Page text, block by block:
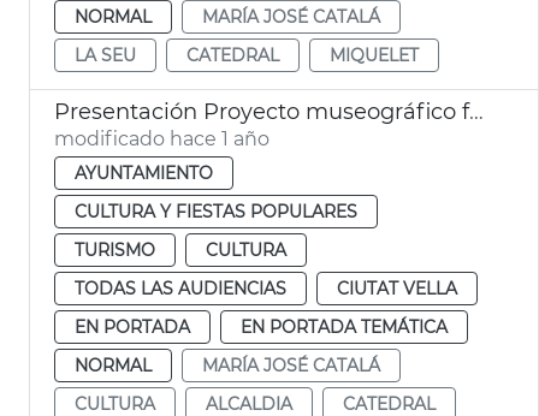
NORMAL
MARÍA JOSÉ CATALÁ
LA SEU
CATEDRAL MIQUELET
Presentación Proyecto museográfico futuro Centro Interpretación Santo Cáliz
modificado hace 1 año
AYUNTAMIENTO
CULTURA Y FIESTAS POPULARES
TURISMO
CULTURA
TODAS LAS AUDIENCIAS
CIUTAT VELLA
EN PORTADA
EN PORTADA TEMÁTICA
NORMAL
MARÍA JOSÉ CATALÁ
CULTURA
ALCALDIA
CATEDRAL